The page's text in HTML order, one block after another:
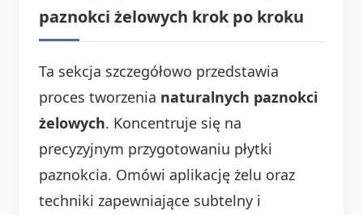
paznokci żelowych krok po kroku
Ta sekcja szczegółowo przedstawia
proces tworzenia naturalnych paznokci
żelowych. Koncentruje się na
precyzyjnym przygotowaniu płytki
paznokcia. Omówi aplikację żelu oraz
techniki zapewniające subtelny i